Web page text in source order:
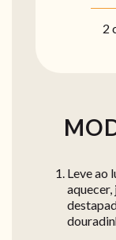
2
Leve ao
aquecer,